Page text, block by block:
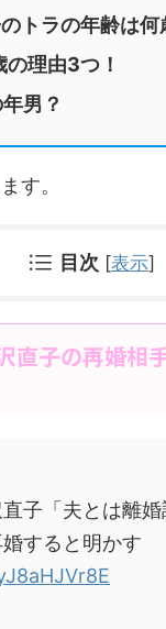
トラの年齢は何
理由3つ！
男？
す。
目次 [表示]
直子の再婚相
直子「夫とは離
すると明かす